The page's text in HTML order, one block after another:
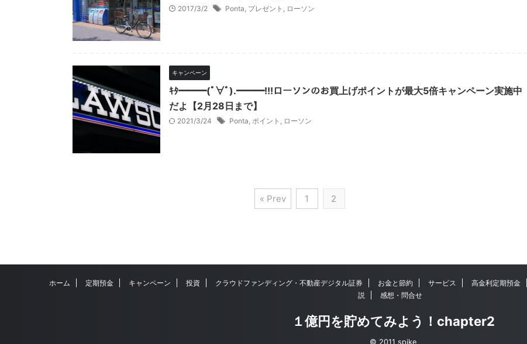
2017/3/2 Ponta, プレゼント , ローソン
キャンペーン
ｷﾀ━━━(ﾟ∀ﾟ).━━━!!!ローソンのお買上げポイントが最大5倍キャンペーン実施中
だよ【2月28日まで】
2021/3/24 Ponta, ポイント , ローソン
« Prev 1 2
ホーム 定期預金 キャンペーン 投資 クラウドファンディング・不動産デジタル証券 お金と節約 サービス 高金利定期預金
説
感想・問合せ
１億円を貯めてみよう！chapter2
© 2011 spike